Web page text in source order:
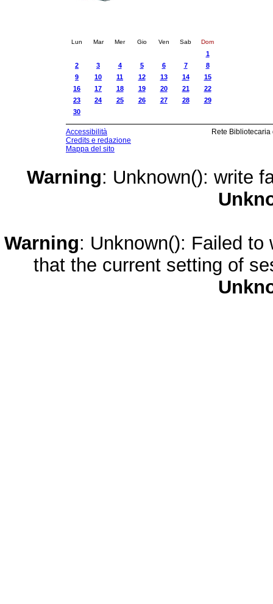
Lun Mar Mer Gio Ven Sab Dom
1
2
3 4 5 6 7
8
9
10 11 12 13 14
15
16
17 18 19 20 21
22
23
24 25 26 27 28
29
30
Accessibilità
Credits e redazione
Mappa del sito
Rete
Warning: Unknown(): write
Warning: Unknown(): Failed
that the current setting of